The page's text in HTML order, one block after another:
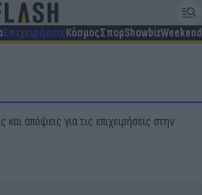
ΕπιχειρήσειςΚόσμοςΣπορShowbizWeekend
και απόψεις για τις επιχειρήσεις στην